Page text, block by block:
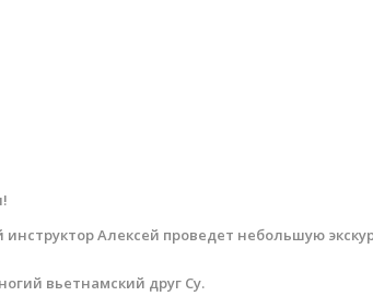
Алексей проведет небольшую
вьетнамский друг Су.